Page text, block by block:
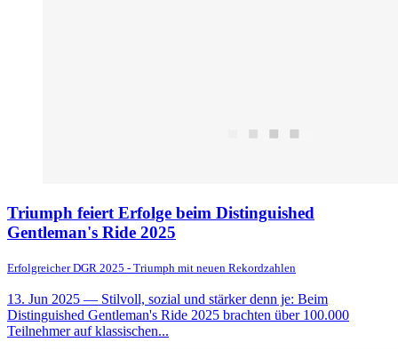
Triumph feiert Erfolge beim Distinguished
Gentleman's Ride 2025
Erfolgreicher DGR 2025 - Triumph mit neuen Rekordzahlen
13. Jun 2025 — Stilvoll, sozial und stärker denn je: Beim
Distinguished Gentleman's Ride 2025 brachten über 100.000
Teilnehmer auf klassischen...